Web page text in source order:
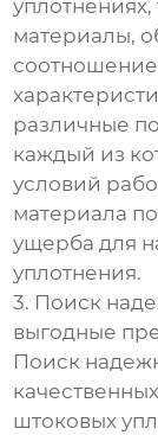
материалы,
различные
каждый из
условий
материала
ущерба для
уплотнения.
3. Поиск
выгодные
Поиск
штоковых